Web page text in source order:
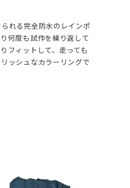
れる完全防水のレインポ
何度も試作を繰り返して
フィットして、走っても
ッシュなカラーリングで